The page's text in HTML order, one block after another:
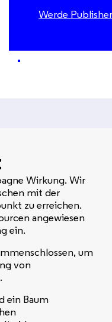
Werde
Wirkung. Wir
mit der
zu erreichen.
angewiesen
ein.
um
von
ein Baum